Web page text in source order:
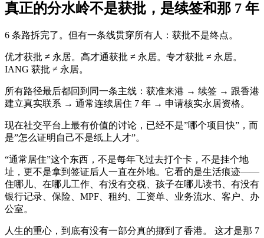
真正的分水岭不是获批，是续签和那 7 年
6 条路拆完了。但有一条线贯穿所有人：获批不是终点。
优才获批 ≠ 永居。高才通获批 ≠ 永居。专才获批 ≠ 永居。
IANG 获批 ≠ 永居。
所有路径最后都回到同一条主线：获准来港 → 续签 → 跟香港
建立真实联系 → 通常连续居住 7 年 → 申请核实永居资格。
现在社交平台上最有价值的讨论，已经不是”哪个项目快”，而
是”怎么证明自己不是纸上人才”。
“通常居住”这个东西，不是每年飞过去打个卡，不是挂个地
址，更不是拿到签证后人一直在外地。它看的是生活痕迹——
住哪儿、在哪儿工作、有没有交税、孩子在哪儿读书、有没有
银行记录、保险、MPF、租约、工资单、业务流水、客户、办
公室。
人生的重心，到底有没有一部分真的挪到了香港。 这才是那 7